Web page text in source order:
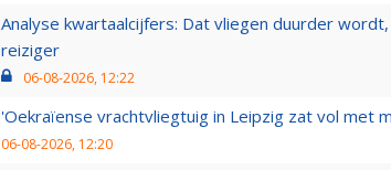
Analyse kwartaalcijfers: Dat vliegen duurder
reiziger
06-08-2026, 12:22
'Oekraïense vrachtvliegtuig in Leipzig zat vol met
06-08-2026, 12:20